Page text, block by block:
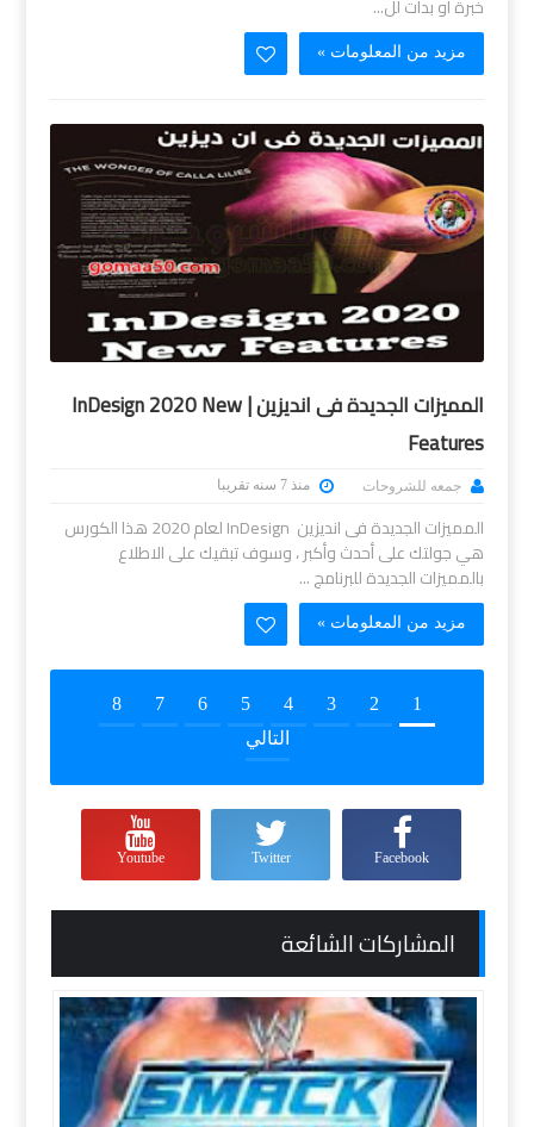
خبرة أو بدأت لل...
مزيد من المعلومات »
المميزات الجديدة فى انديزين | InDesign 2020 New
Features
جمعه للشروحات منذ 7 سنه تقريبا
المميزات الجديدة فى انديزين InDesign لعام 2020 هذا الكورس
هي جولتك على أحدث وأكبر ، وسوف تبقيك على الاطلاع
بالمميزات الجديدة للبرنامج ...
مزيد من المعلومات »
1
2
3
4
5
6
7
8
التالي
Facebook
Twitter
Youtube
المشاركات الشائعة